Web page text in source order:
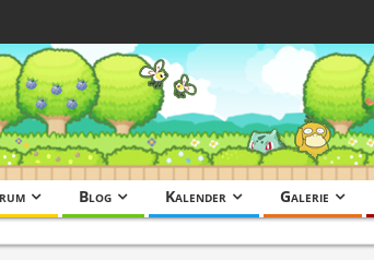
Blog Kalender Galerie